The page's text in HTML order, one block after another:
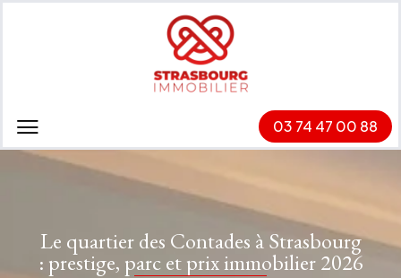
03 74 47 00 88
Le quartier des Contades à Strasbourg
: prestige, parc et prix immobilier 2026